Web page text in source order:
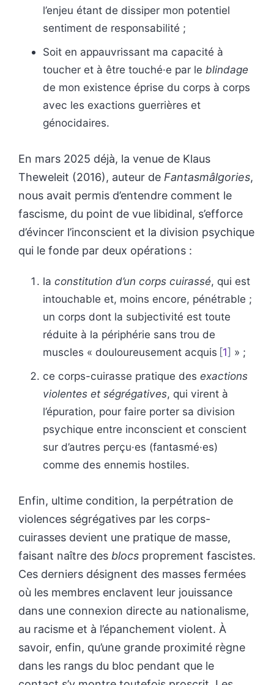
l’enjeu étant de dissiper mon potentiel
sentiment de responsabilité ;
Soit en appauvrissant ma capacité à
toucher et à être touché·e par le blindage
de mon existence éprise du corps à corps
avec les exactions guerrières et
génocidaires.
En mars 2025 déjà, la venue de Klaus
Theweleit (2016), auteur de Fantasmâlgories,
nous avait permis d’entendre comment le
fascisme, du point de vue libidinal, s’efforce
d’évincer l’inconscient et la division psychique
qui le fonde par deux opérations :
la constitution d’un corps cuirassé, qui est
intouchable et, moins encore, pénétrable ;
un corps dont la subjectivité est toute
réduite à la périphérie sans trou de
muscles « douloureusement acquis 1 » ;
ce corps-cuirasse pratique des exactions
violentes et ségrégatives, qui virent à
l’épuration, pour faire porter sa division
psychique entre inconscient et conscient
sur d’autres perçu·es (fantasmé·es)
comme des ennemis hostiles.
Enfin, ultime condition, la perpétration de
violences ségrégatives par les corps-
cuirasses devient une pratique de masse,
faisant naître des blocs proprement fascistes.
Ces derniers désignent des masses fermées
où les membres enclavent leur jouissance
dans une connexion directe au nationalisme,
au racisme et à l’épanchement violent. À
savoir, enfin, qu’une grande proximité règne
dans les rangs du bloc pendant que le